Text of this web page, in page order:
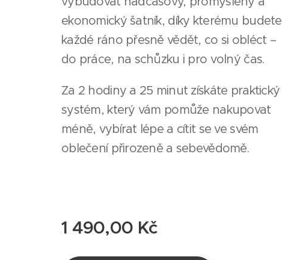
ekonomický šatník, díky kterému budete
každé ráno přesně vědět, co si obléct –
do práce, na schůzku i pro volný čas.
Za 2 hodiny a 25 minut získáte praktický
systém, který vám pomůže nakupovat
méně, vybírat lépe a cítit se ve svém
oblečení přirozeně a sebevědomě.
1 490,00 Kč